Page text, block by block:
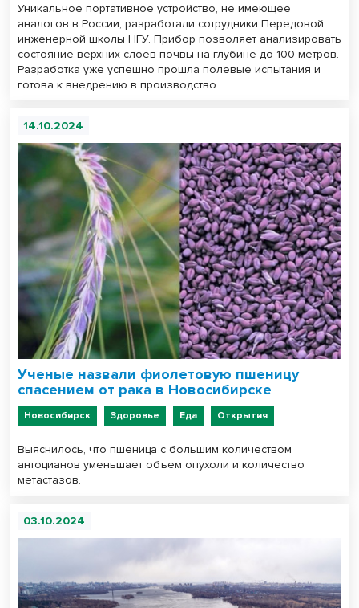
Уникальное портативное устройство, не имеющее
аналогов в России, разработали сотрудники Передовой
инженерной школы НГУ. Прибор позволяет анализировать
состояние верхних слоев почвы на глубине до 100 метров.
Разработка уже успешно прошла полевые испытания и
готова к внедрению в производство.
14.10.2024
Ученые назвали фиолетовую пшеницу
спасением от рака в Новосибирске
Новосибирск Здоровье Еда Открытия
Выяснилось, что пшеница с большим количеством
антоцианов уменьшает объем опухоли и количество
метастазов.
03.10.2024